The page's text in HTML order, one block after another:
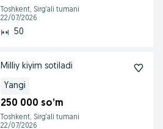
Toshkent, Sirg‘ali tumani
22/07/2026
50
Milliy kiyim sotiladi
Yangi
250 000 so’m
Toshkent, Sirg‘ali tumani
22/07/2026